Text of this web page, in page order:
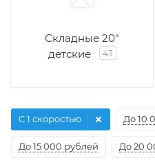
Складные 20"
детские
43
До 10
До 15 000 рублей До 20
С 1 скоростью